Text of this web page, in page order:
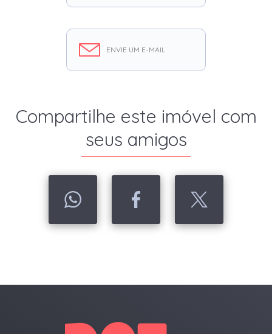
ENVIE UM E-MAIL
Compartilhe este imóvel com
seus amigos